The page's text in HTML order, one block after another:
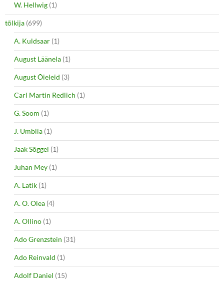
W. Hellwig (1)
tõlkija (699)
A. Kuldsaar (1)
August Läänela (1)
August Õieleid (3)
Carl Martin Redlich (1)
G. Soom (1)
J. Umblia (1)
Jaak Sõggel (1)
Juhan Mey (1)
A. Latik (1)
A. O. Olea (4)
A. Ollino (1)
Ado Grenzstein (31)
Ado Reinvald (1)
Adolf Daniel (15)